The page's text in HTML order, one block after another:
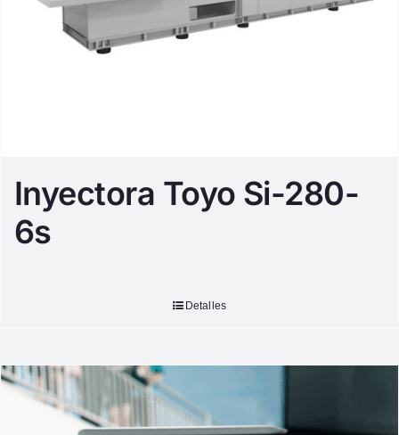
Inyectora Toyo Si-280-
6s
Detalles